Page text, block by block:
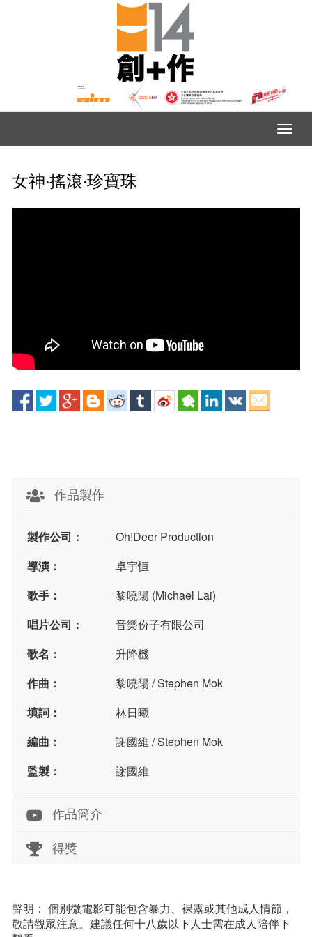
女神‧搖滾‧珍寶珠
作品製作
製作公司：
Oh!Deer Production
導演：
卓宇恒
歌手：
黎曉陽 (Michael Lai)
唱片公司：
音樂份子有限公司
歌名：
升降機
作曲：
黎曉陽 / Stephen Mok
填詞：
林日曦
編曲：
謝國維 / Stephen Mok
監製：
謝國維
作品簡介
得獎
聲明： 個別微電影可能包含暴力、裸露或其他成人情節，
敬請觀眾注意。建議任何十八歲以下人士需在成人陪伴下